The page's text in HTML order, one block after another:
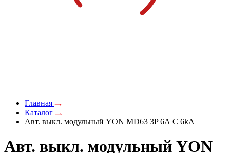
Главная
Каталог
Авт. выкл. модульный YON MD63 3P 6А C 6kA
Авт. выкл. модульный YON